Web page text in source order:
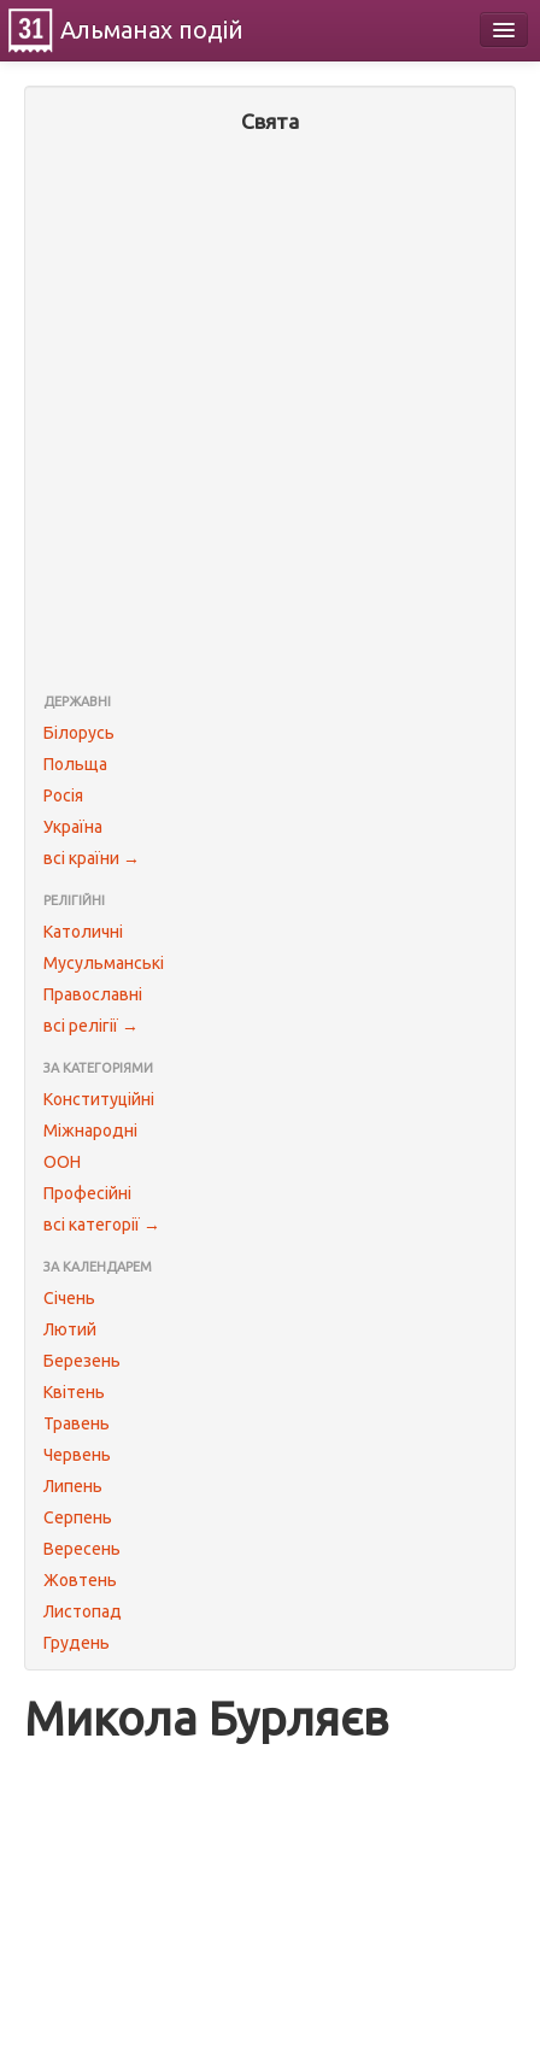
Альманах подій
Свята
ДЕРЖАВНІ
Білорусь
Польща
Росія
Україна
всі країни →
РЕЛІГІЙНІ
Католичні
Мусульманські
Православні
всі релігії →
ЗА КАТЕГОРІЯМИ
Конституційні
Міжнародні
ООН
Професійні
всі категорії →
ЗА КАЛЕНДАРЕМ
Січень
Лютий
Березень
Квітень
Травень
Червень
Липень
Серпень
Вересень
Жовтень
Листопад
Грудень
Микола Бурляєв